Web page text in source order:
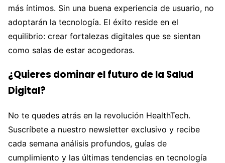
más íntimos. Sin una buena experiencia de usuario, no
adoptarán la tecnología. El éxito reside en el
equilibrio: crear fortalezas digitales que se sientan
como salas de estar acogedoras.
¿Quieres dominar el futuro de la Salud
Digital?
No te quedes atrás en la revolución HealthTech.
Suscríbete a nuestro newsletter exclusivo y recibe
cada semana análisis profundos, guías de
cumplimiento y las últimas tendencias en tecnología